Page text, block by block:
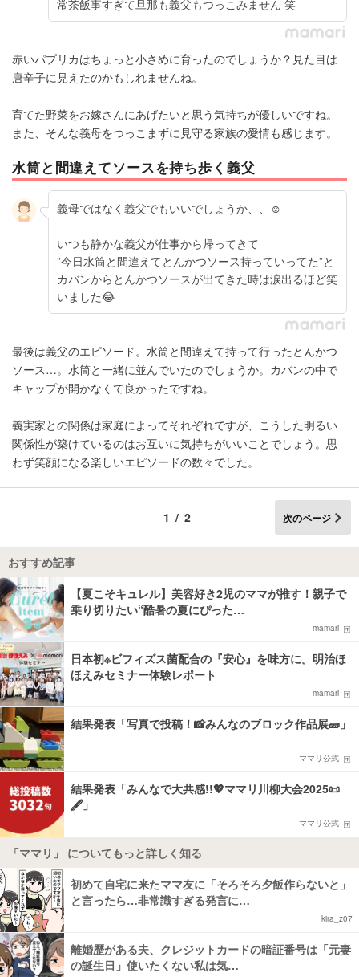
常茶飯事すぎて旦那も義父もつっこみません 笑
赤いパプリカはちょっと小さめに育ったのでしょうか？見た目は
唐辛子に見えたのかもしれませんね。
育てた野菜をお嫁さんにあげたいと思う気持ちが優しいですね。
また、そんな義母をつっこまずに見守る家族の愛情も感じます。
水筒と間違えてソースを持ち歩く義父
義母ではなく義父でもいいでしょうか、、☺️
いつも静かな義父が仕事から帰ってきて
”今日水筒と間違えてとんかつソース持っていってた”と
カバンからとんかつソースが出てきた時は涙出るほど笑
いました😂
最後は義父のエピソード。水筒と間違えて持って行ったとんかつ
ソース…。水筒と一緒に並んでいたのでしょうか。カバンの中で
キャップが開かなくて良かったですね。
義実家との関係は家庭によってそれぞれですが、こうした明るい
関係性が築けているのはお互いに気持ちがいいことでしょう。思
わず笑顔になる楽しいエピソードの数々でした。
1/2 次のページ
おすすめ記事
【夏こそキュレル】美容好き2児のママが推す！親子で
乗り切りたい“酷暑の夏にぴった…
mamari
日本初※ビフィズス菌配合の『安心』を味方に。明治ほ
ほえみセミナー体験レポート
mamari
結果発表「写真で投稿！📸みんなのブロック作品展🧱」
ママリ公式
結果発表「みんなで大共感!!💖ママリ川柳大会2025📜
🖋️」
ママリ公式
「ママリ」 についてもっと詳しく知る
初めて自宅に来たママ友に「そろそろ夕飯作らないと」
と言ったら…非常識すぎる発言に…
kira_z07
離婚歴がある夫、クレジットカードの暗証番号は「元妻
の誕生日」使いたくない私は気…